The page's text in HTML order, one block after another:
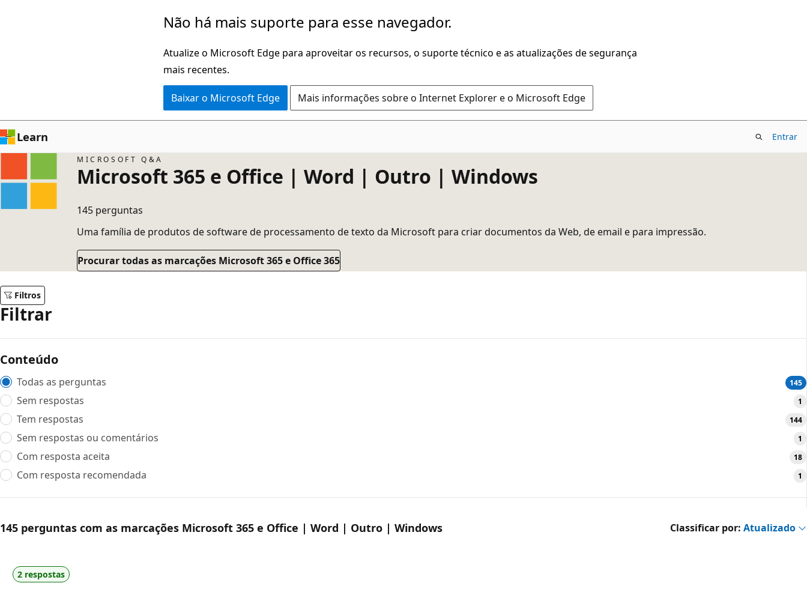
Não há mais suporte para esse navegador.
Atualize o Microsoft Edge para aproveitar os recursos, o suporte técnico e as atualizações de segurança
mais recentes.
Baixar o Microsoft Edge Mais informações sobre o Internet Explorer e o Microsoft Edge
Learn Entrar
MICROSOFT Q&A
Microsoft 365 e Office | Word | Outro | Windows
145 perguntas
Uma família de produtos de software de processamento de texto da Microsoft para criar documentos da Web, de email e para impressão.
Procurar todas as marcações Microsoft 365 e Office 365
Filtros
Filtrar
Conteúdo
Todas as perguntas 145
Sem respostas 1
Tem respostas 144
Sem respostas ou comentários 1
Com resposta aceita 18
Com resposta recomendada 1
145 perguntas com as marcações Microsoft 365 e Office | Word | Outro | Windows Classificar por: Atualizado
2 respostas